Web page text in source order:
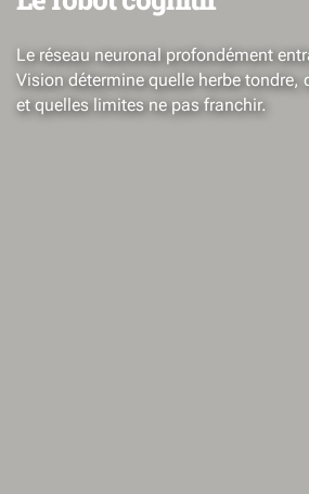
Le réseau neuronal profondément
Vision détermine quelle herbe tondre,
et quelles limites ne pas franchir.